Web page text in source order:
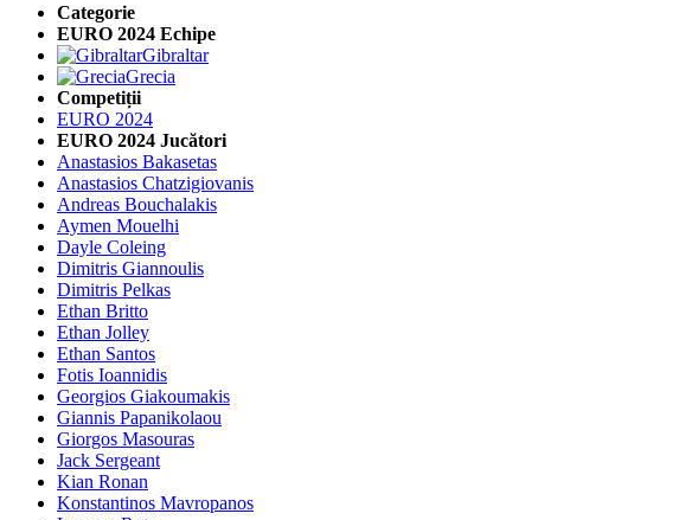
Categorie
EURO 2024 Echipe
Gibraltar
Grecia
Competiții
EURO 2024
EURO 2024 Jucători
Anastasios Bakasetas
Anastasios Chatzigiovanis
Andreas Bouchalakis
Aymen Mouelhi
Dayle Coleing
Dimitris Giannoulis
Dimitris Pelkas
Ethan Britto
Ethan Jolley
Ethan Santos
Fotis Ioannidis
Georgios Giakoumakis
Giannis Papanikolaou
Giorgos Masouras
Jack Sergeant
Kian Ronan
Konstantinos Mavropanos